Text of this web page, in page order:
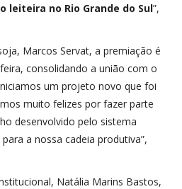
leiteira no Rio Grande do Sul”,
Marcos Servat, a premiação é
consolidando a união com o
um projeto novo que foi
muito felizes por fazer parte
desenvolvido pelo sistema
a nossa cadeia produtiva”,
Natália Marins Bastos,